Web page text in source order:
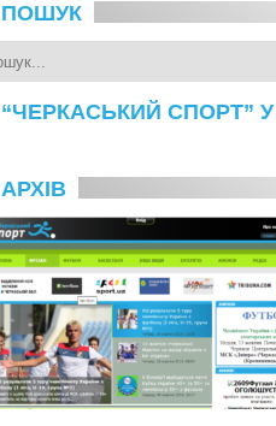
ПОШУК
“ЧЕРКАСЬКИЙ СПОРТ”
АРХІВ